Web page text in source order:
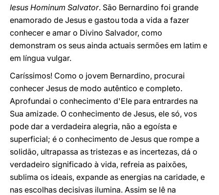
Iesus Hominum Salvator. São Bernardino foi grande
enamorado de Jesus e gastou toda a vida a fazer
conhecer e amar o Divino Salvador, como
demonstram os seus ainda actuais sermões em latim e
em língua vulgar.
Caríssimos! Como o jovem Bernardino, procurai
conhecer Jesus de modo autêntico e completo.
Aprofundai o conhecimento d'Ele para entrardes na
Sua amizade. O conhecimento de Jesus, ele só, vos
pode dar a verdadeira alegria, não a egoísta e
superficial; é o conhecimento de Jesus que rompe a
solidão, ultrapassa as tristezas e as incertezas, dá o
verdadeiro significado à vida, refreia as paixões,
sublima os ideais, expande as energias na caridade, e
nas escolhas decisivas ilumina. Assim se lê na